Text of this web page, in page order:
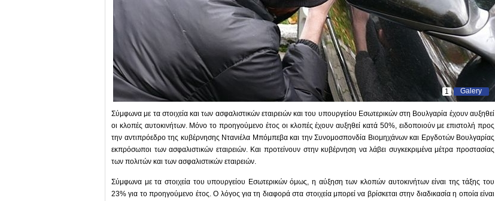
Galery
1
Σύμφωνα με τα στοιχεία και των ασφαλιστικών εταιρειών και του υπουργείου Εσωτερικών στη Βουλγαρία έχουν αυξηθεί
οι κλοπές αυτοκινήτων. Μόνο το προηγούμενο έτος οι κλοπές έχουν αυξηθεί κατά 50%, ειδοποιούν με επιστολή προς
την αντιπρόεδρο της κυβέρνησης Ντανιέλα Μπόμπεβα και την Συνομοσπονδία Βιομηχάνων και Εργδοτών Βουλγαρίας
εκπρόσωποι των ασφαλιστικών εταιρειών. Και προτείνουν στην κυβέρνηση να λάβει συγκεκριμένα μέτρα προστασίας
των πολιτών και των ασφαλιστικών εταιρειών.
Σύμφωνα με τα στοιχεία του υπουργείου Εσωτερικών όμως, η αύξηση των κλοπών αυτοκινήτων είναι της τάξης του
23% για το προηγούμενο έτος. Ο λόγος για τη διαφορά στα στοιχεία μπορεί να βρίσκεται στην διαδικασία η οποία είναι